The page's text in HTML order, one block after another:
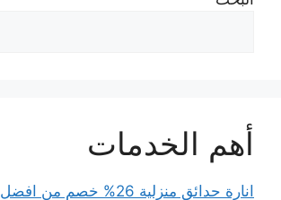
أهم الخدمات
انارة حدائق منزلية 26% خصم